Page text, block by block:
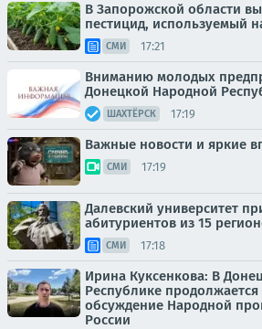
В Запорожской области
пестицид, используемый
СМИ 17:21
Вниманию молодых
Донецкой Народной
ШАХТЁРСК 17:19
Важные новости и яркие
СМИ 17:19
Далевский университет
абитуриентов из 15
СМИ 17:18
Ирина Куксенкова: В
Республике
обсуждение Народной
России